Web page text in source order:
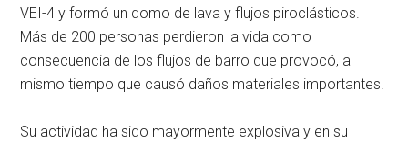
VEI-4 y formó un domo de lava y flujos piroclásticos.
Más de 200 personas perdieron la vida como
consecuencia de los flujos de barro que provocó, al
mismo tiempo que causó daños materiales importantes.
Su actividad ha sido mayormente explosiva y en su